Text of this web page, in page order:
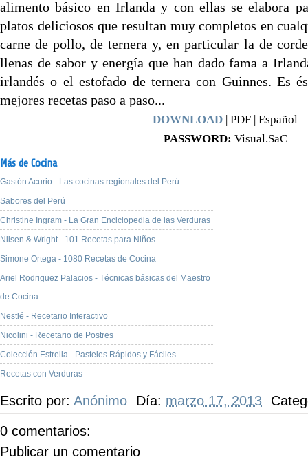
alimento básico en Irlanda y con ellas se elabora
platos deliciosos que resultan muy completos en
carne de pollo, de ternera y, en particular la de
llenas de sabor y energía que han dado fama a
irlandés o el estofado de ternera con Guinnes. Es
mejores recetas paso a paso...
DOWNLOAD | PDF | Español
PASSWORD: Visual.SaC
Más de Cocina
Gastón Acurio - Las cocinas regionales del Perú
Sabores del Perú
Christine Ingram - La Gran Enciclopedia de las Verduras
Nilsen & Wright - 101 Recetas para Niños
Simone Ortega - 1080 Recetas de Cocina
Ariel Rodriguez Palacios - Técnicas básicas del Maestro
de Cocina
Nestlé - Recetario Interactivo
Nicolini - Recetario de Postres
Colección Estrella - Pasteles Rápidos y Fáciles
Recetas con Verduras
Escrito por: Anónimo Día: marzo 17, 2013
0 comentarios:
Publicar un comentario